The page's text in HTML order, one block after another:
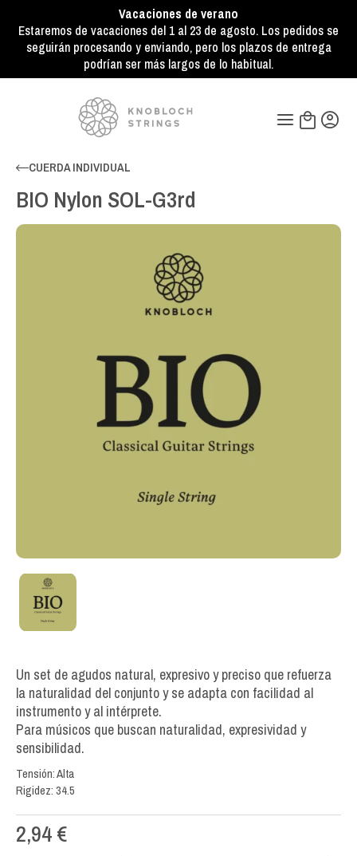
Vacaciones de verano
Estaremos de vacaciones del 1 al 23 de agosto. Los pedidos se
seguirán procesando y enviando, pero los plazos de entrega
podrían ser más largos de lo habitual.
CUERDA INDIVIDUAL
BIO Nylon SOL-G3rd
Un set de agudos natural, expresivo y preciso que refuerza
la naturalidad del conjunto y se adapta con facilidad al
instrumento y al intérprete.
Para músicos que buscan naturalidad, expresividad y
sensibilidad.
Tensión: Alta
Rigidez: 34.5
2,94€